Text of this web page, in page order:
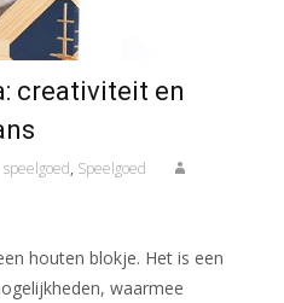
creativiteit en
, Speelgoed
houten blokje. Het is een
waarmee